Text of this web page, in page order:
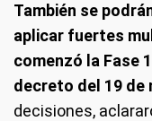
También se
aplicar fuertes
comenzó la Fase
decreto del 19 de
decisiones,